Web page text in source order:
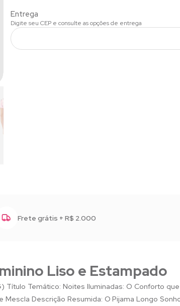
Frete grátis + R$ 2.000
Liso e Estampado
Título Temático: Noites Iluminadas: O Conforto
Descrição Resumida: O Pijama Longo